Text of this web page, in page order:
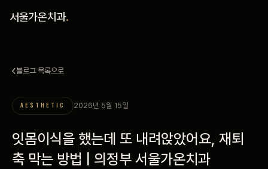
서울가온치과.
커뮤니티
의료진
블로그 목록으로
AESTHETIC 2026년 5월 15일
잇몸이식을 했는데 또 내려앉았어요, 재퇴
축 막는 방법 | 의정부 서울가온치과